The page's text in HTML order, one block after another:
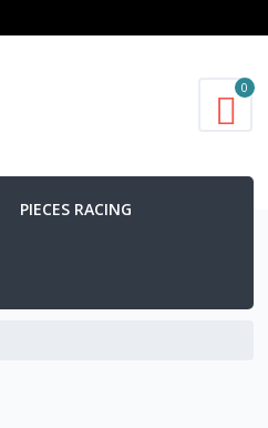
0
PIECES RACING